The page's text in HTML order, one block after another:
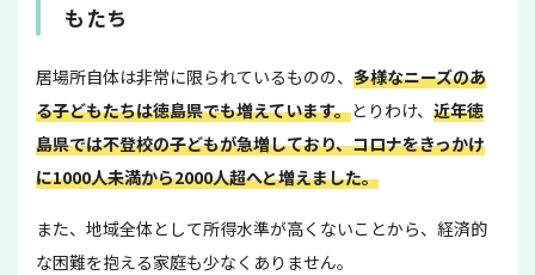
もたち
居場所自体は非常に限られているものの、 多様なニーズのあ
る子どもたちは徳島県でも増えています。とりわけ、 近年徳
島県では不登校の子どもが急増しており、コロナをきっかけ
に1000人未満から2000人超へと増えました。
また、地域全体として所得水準が高くないことから、経済的
な困難を抱える家庭も少なくありません。